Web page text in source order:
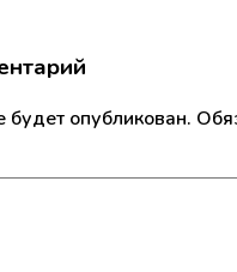
опубликован.